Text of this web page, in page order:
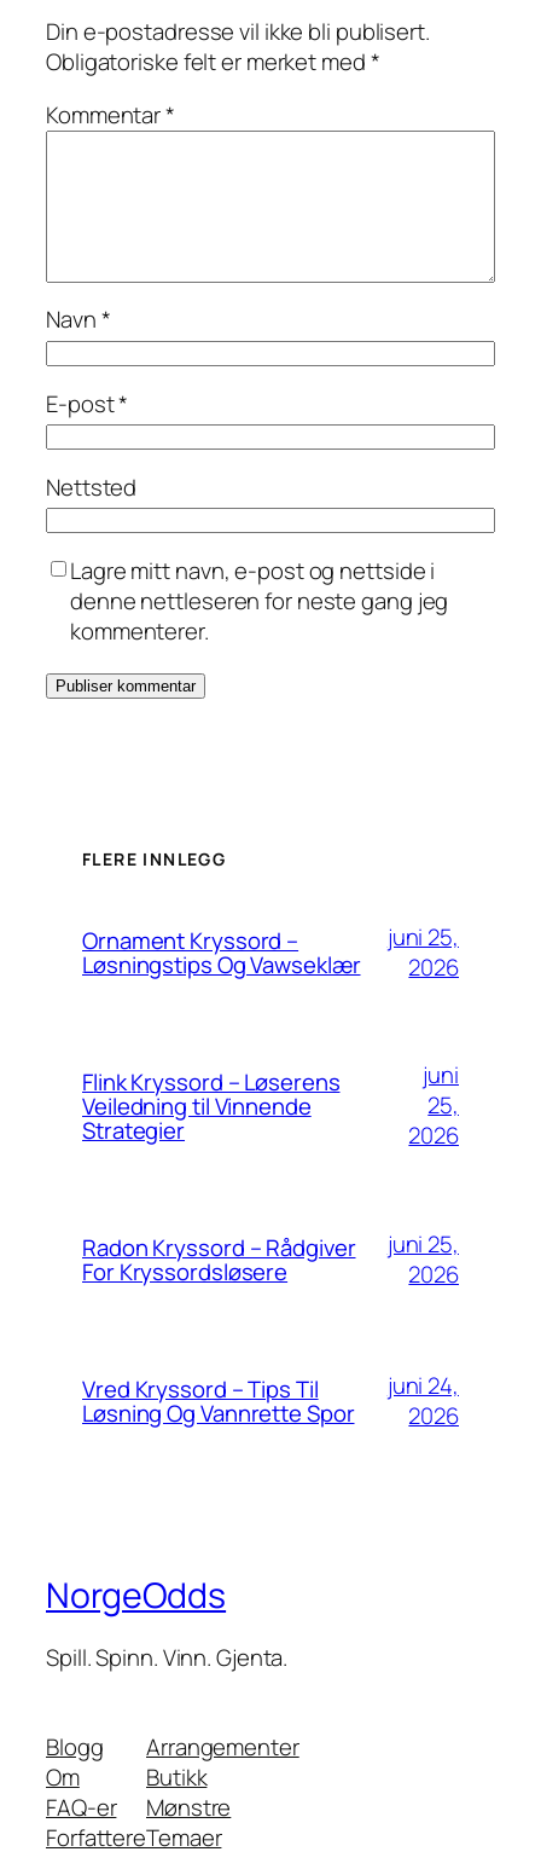
Din e-postadresse vil ikke bli publisert.
Obligatoriske felt er merket med*
Kommentar*
Navn*
E-post*
Nettsted
Lagre mitt navn, e-post og nettside i
denne nettleseren for neste gang jeg
kommenterer.
FLERE INNLEGG
Ornament Kryssord –
Løsningstips Og Vawseklær
juni 25,
2026
Flink Kryssord – Løserens
Veiledning til Vinnende
Strategier
juni
25,
2026
Radon Kryssord – Rådgiver
For Kryssordsløsere
juni 25,
2026
Vred Kryssord – Tips Til
Løsning Og Vannrette Spor
juni 24,
2026
NorgeOdds
Spill. Spinn. Vinn. Gjenta.
Blogg
Om
FAQ-er
Forfattere
Arrangementer
Butikk
Mønstre
Temaer